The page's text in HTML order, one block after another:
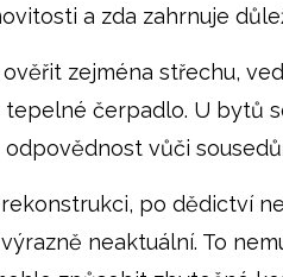
a zda zahrnuje
zejména střechu,
čerpadlo. U bytů
vůči
po dědictví
neaktuální. To